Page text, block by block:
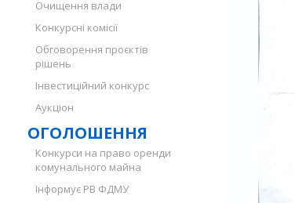
Очищення влади
Конкурсні комісії
Обговорення проєктів
рішень
Інвестиційний конкурс
Аукціон
ОГОЛОШЕННЯ
Конкурси на право оренди
комунального майна
Інформує РВ ФДМУ